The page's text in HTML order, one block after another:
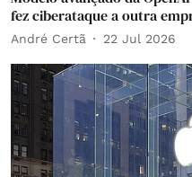
fez ciberataque a outra
André Certã 22 Jul 2026